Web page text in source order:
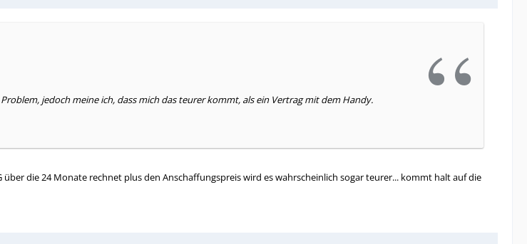
jedoch meine ich, dass mich das teurer kommt, als ein Vertrag mit dem Handy.
die 24 Monate rechnet plus den Anschaffungspreis wird es wahrscheinlich sogar teurer... kommt halt auf die